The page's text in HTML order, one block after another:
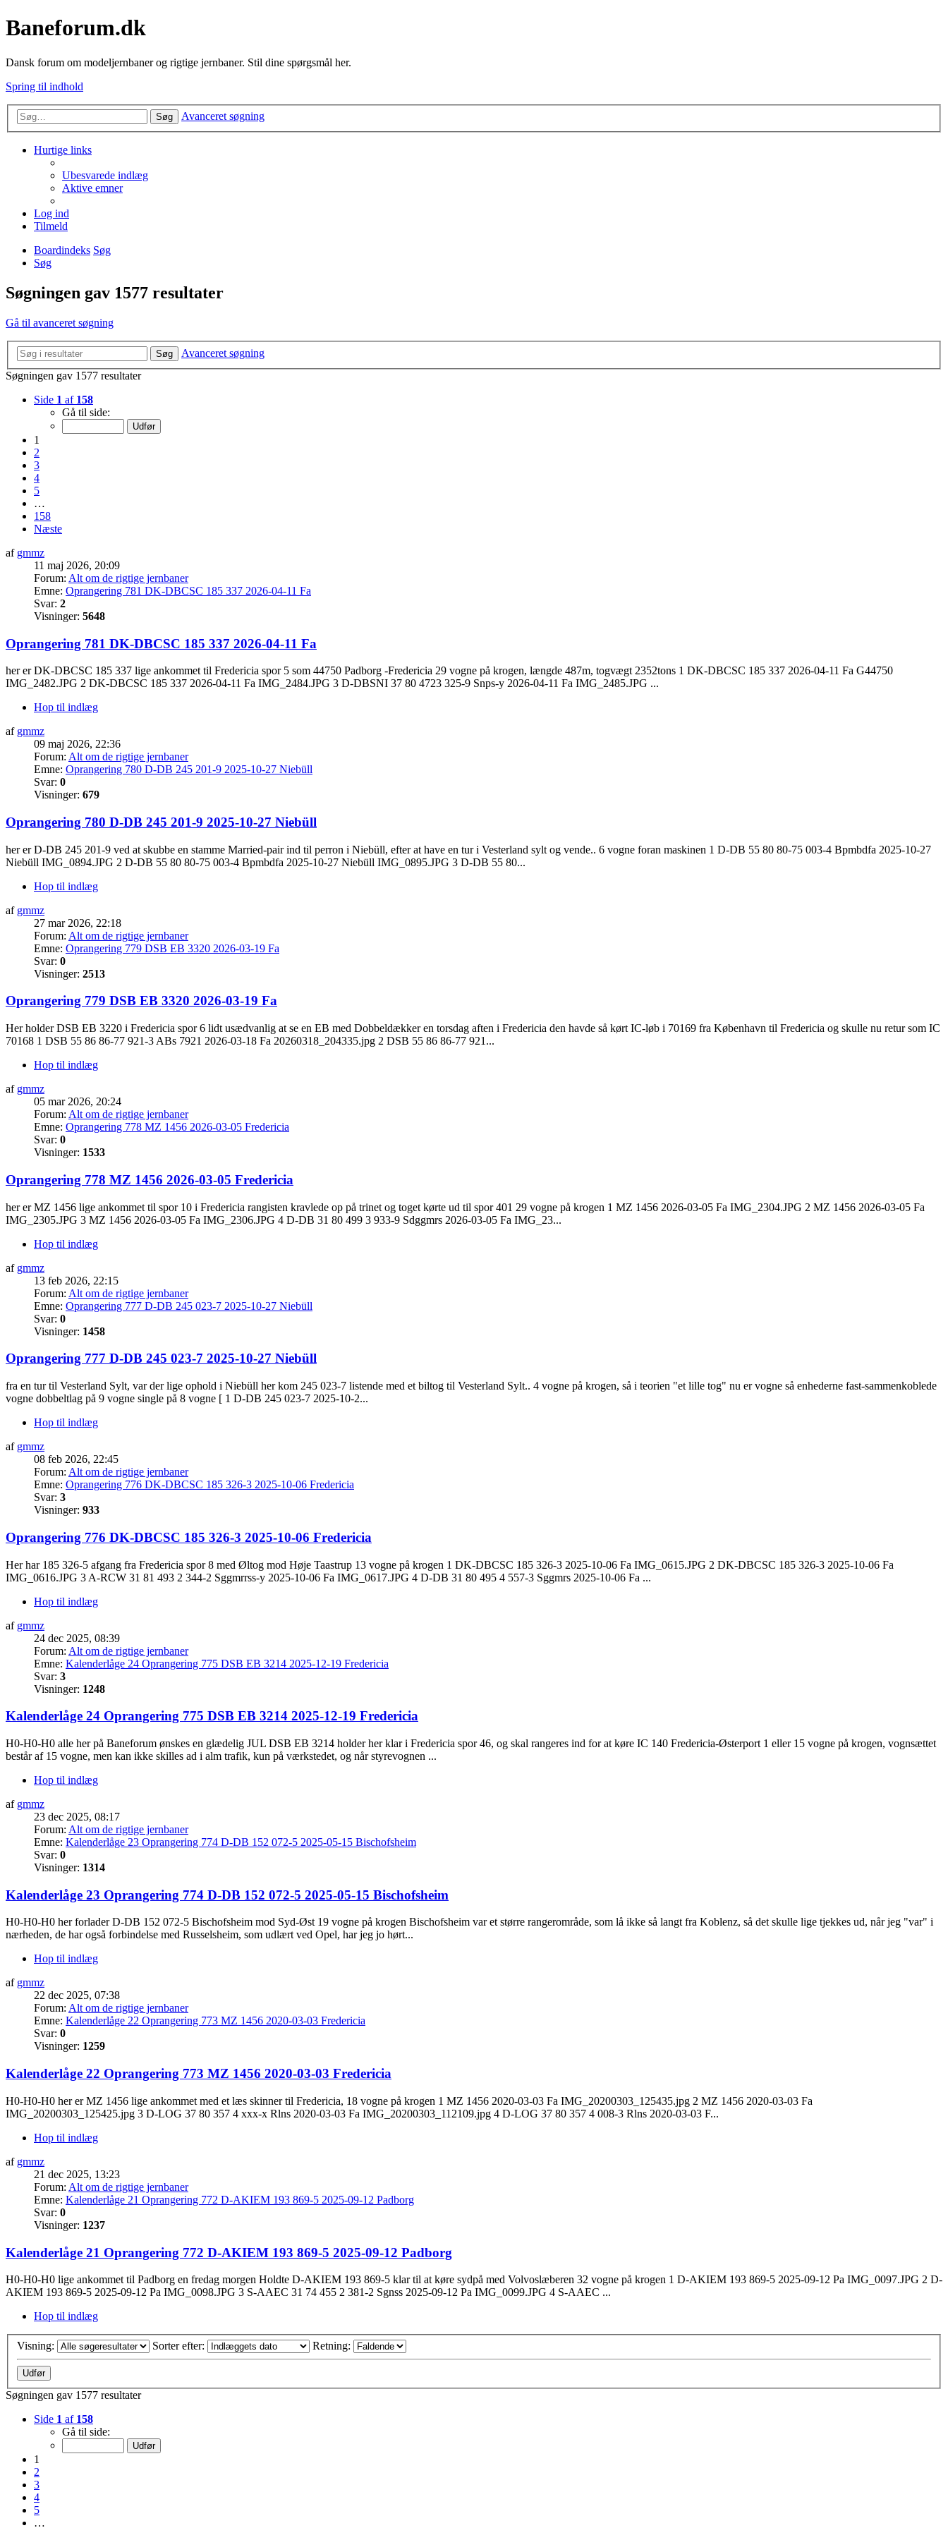
Baneforum.dk
Dansk forum om modeljernbaner og rigtige jernbaner. Stil dine spørgsmål her.
Spring til indhold
Søg Avanceret søgning
Hurtige links
Ubesvarede indlæg
Aktive emner
Log ind
Tilmeld
Boardindeks Søg
Søg
Søgningen gav 1577 resultater
Gå til avanceret søgning
Søg
Avanceret søgning
Søgningen gav 1577 resultater
Side 1 af 158
Gå til side:
1
2
3
4
5
…
158
Næste
af gmmz
11 maj 2026, 20:09
Forum: Alt om de rigtige jernbaner
Emne: Oprangering 781 DK-DBCSC 185 337 2026-04-11 Fa
Svar: 2
Visninger: 5648
Oprangering 781 DK-DBCSC 185 337 2026-04-11 Fa
her er DK-DBCSC 185 337 lige ankommet til Fredericia spor 5 som 44750 Padborg -Fredericia 29 vogne på krogen, længde 487m, togvægt 2352tons 1 DK-DBCSC 185 337 2026-04-11 Fa G44750
IMG_2482.JPG 2 DK-DBCSC 185 337 2026-04-11 Fa IMG_2484.JPG 3 D-DBSNI 37 80 4723 325-9 Snps-y 2026-04-11 Fa IMG_2485.JPG ...
Hop til indlæg
af gmmz
09 maj 2026, 22:36
Forum: Alt om de rigtige jernbaner
Emne: Oprangering 780 D-DB 245 201-9 2025-10-27 Niebüll
Svar: 0
Visninger: 679
Oprangering 780 D-DB 245 201-9 2025-10-27 Niebüll
her er D-DB 245 201-9 ved at skubbe en stamme Married-pair ind til perron i Niebüll, efter at have en tur i Vesterland sylt og vende.. 6 vogne foran maskinen 1 D-DB 55 80 80-75 003-4 Bpmbdfa 2025-10-27
Niebüll IMG_0894.JPG 2 D-DB 55 80 80-75 003-4 Bpmbdfa 2025-10-27 Niebüll IMG_0895.JPG 3 D-DB 55 80...
Hop til indlæg
af gmmz
27 mar 2026, 22:18
Forum: Alt om de rigtige jernbaner
Emne: Oprangering 779 DSB EB 3320 2026-03-19 Fa
Svar: 0
Visninger: 2513
Oprangering 779 DSB EB 3320 2026-03-19 Fa
Her holder DSB EB 3220 i Fredericia spor 6 lidt usædvanlig at se en EB med Dobbeldækker en torsdag aften i Fredericia den havde så kørt IC-løb i 70169 fra København til Fredericia og skulle nu retur som IC
70168 1 DSB 55 86 86-77 921-3 ABs 7921 2026-03-18 Fa 20260318_204335.jpg 2 DSB 55 86 86-77 921...
Hop til indlæg
af gmmz
05 mar 2026, 20:24
Forum: Alt om de rigtige jernbaner
Emne: Oprangering 778 MZ 1456 2026-03-05 Fredericia
Svar: 0
Visninger: 1533
Oprangering 778 MZ 1456 2026-03-05 Fredericia
her er MZ 1456 lige ankommet til spor 10 i Fredericia rangisten kravlede op på trinet og toget kørte ud til spor 401 29 vogne på krogen 1 MZ 1456 2026-03-05 Fa IMG_2304.JPG 2 MZ 1456 2026-03-05 Fa
IMG_2305.JPG 3 MZ 1456 2026-03-05 Fa IMG_2306.JPG 4 D-DB 31 80 499 3 933-9 Sdggmrs 2026-03-05 Fa IMG_23...
Hop til indlæg
af gmmz
13 feb 2026, 22:15
Forum: Alt om de rigtige jernbaner
Emne: Oprangering 777 D-DB 245 023-7 2025-10-27 Niebüll
Svar: 0
Visninger: 1458
Oprangering 777 D-DB 245 023-7 2025-10-27 Niebüll
fra en tur til Vesterland Sylt, var der lige ophold i Niebüll her kom 245 023-7 listende med et biltog til Vesterland Sylt.. 4 vogne på krogen, så i teorien "et lille tog" nu er vogne så enhederne fast-sammenkoblede
vogne dobbeltlag på 9 vogne single på 8 vogne [ 1 D-DB 245 023-7 2025-10-2...
Hop til indlæg
af gmmz
08 feb 2026, 22:45
Forum: Alt om de rigtige jernbaner
Emne: Oprangering 776 DK-DBCSC 185 326-3 2025-10-06 Fredericia
Svar: 3
Visninger: 933
Oprangering 776 DK-DBCSC 185 326-3 2025-10-06 Fredericia
Her har 185 326-5 afgang fra Fredericia spor 8 med Øltog mod Høje Taastrup 13 vogne på krogen 1 DK-DBCSC 185 326-3 2025-10-06 Fa IMG_0615.JPG 2 DK-DBCSC 185 326-3 2025-10-06 Fa
IMG_0616.JPG 3 A-RCW 31 81 493 2 344-2 Sggmrrss-y 2025-10-06 Fa IMG_0617.JPG 4 D-DB 31 80 495 4 557-3 Sggmrs 2025-10-06 Fa ...
Hop til indlæg
af gmmz
24 dec 2025, 08:39
Forum: Alt om de rigtige jernbaner
Emne: Kalenderlåge 24 Oprangering 775 DSB EB 3214 2025-12-19 Fredericia
Svar: 3
Visninger: 1248
Kalenderlåge 24 Oprangering 775 DSB EB 3214 2025-12-19 Fredericia
H0-H0-H0 alle her på Baneforum ønskes en glædelig JUL DSB EB 3214 holder her klar i Fredericia spor 46, og skal rangeres ind for at køre IC 140 Fredericia-Østerport 1 eller 15 vogne på krogen, vognsættet
består af 15 vogne, men kan ikke skilles ad i alm trafik, kun på værkstedet, og når styrevognen ...
Hop til indlæg
af gmmz
23 dec 2025, 08:17
Forum: Alt om de rigtige jernbaner
Emne: Kalenderlåge 23 Oprangering 774 D-DB 152 072-5 2025-05-15 Bischofsheim
Svar: 0
Visninger: 1314
Kalenderlåge 23 Oprangering 774 D-DB 152 072-5 2025-05-15 Bischofsheim
H0-H0-H0 her forlader D-DB 152 072-5 Bischofsheim mod Syd-Øst 19 vogne på krogen Bischofsheim var et større rangerområde, som lå ikke så langt fra Koblenz, så det skulle lige tjekkes ud, når jeg "var" i
nærheden, de har også forbindelse med Russelsheim, som udlært ved Opel, har jeg jo hørt...
Hop til indlæg
af gmmz
22 dec 2025, 07:38
Forum: Alt om de rigtige jernbaner
Emne: Kalenderlåge 22 Oprangering 773 MZ 1456 2020-03-03 Fredericia
Svar: 0
Visninger: 1259
Kalenderlåge 22 Oprangering 773 MZ 1456 2020-03-03 Fredericia
H0-H0-H0 her er MZ 1456 lige ankommet med et læs skinner til Fredericia, 18 vogne på krogen 1 MZ 1456 2020-03-03 Fa IMG_20200303_125435.jpg 2 MZ 1456 2020-03-03 Fa
IMG_20200303_125425.jpg 3 D-LOG 37 80 357 4 xxx-x Rlns 2020-03-03 Fa IMG_20200303_112109.jpg 4 D-LOG 37 80 357 4 008-3 Rlns 2020-03-03 F...
Hop til indlæg
af gmmz
21 dec 2025, 13:23
Forum: Alt om de rigtige jernbaner
Emne: Kalenderlåge 21 Oprangering 772 D-AKIEM 193 869-5 2025-09-12 Padborg
Svar: 0
Visninger: 1237
Kalenderlåge 21 Oprangering 772 D-AKIEM 193 869-5 2025-09-12 Padborg
H0-H0-H0 lige ankommet til Padborg en fredag morgen Holdte D-AKIEM 193 869-5 klar til at køre sydpå med Volvoslæberen 32 vogne på krogen 1 D-AKIEM 193 869-5 2025-09-12 Pa IMG_0097.JPG 2 D-
AKIEM 193 869-5 2025-09-12 Pa IMG_0098.JPG 3 S-AAEC 31 74 455 2 381-2 Sgnss 2025-09-12 Pa IMG_0099.JPG 4 S-AAEC ...
Hop til indlæg
Visning: Sorter efter: Retning:
Søgningen gav 1577 resultater
Side 1 af 158
Gå til side:
1
2
3
4
5
…